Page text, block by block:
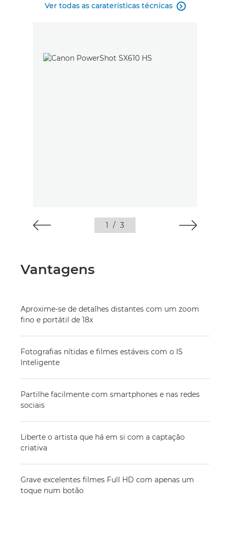
Ver todas as caraterísticas técnicas 
1 / 3
Vantagens
Aproxime-se de detalhes distantes com um zoom
fino e portátil de 18x
Fotografias nítidas e filmes estáveis com o IS
Inteligente
Partilhe facilmente com smartphones e nas redes
sociais
Liberte o artista que há em si com a captação
criativa
Grave excelentes filmes Full HD com apenas um
toque num botão